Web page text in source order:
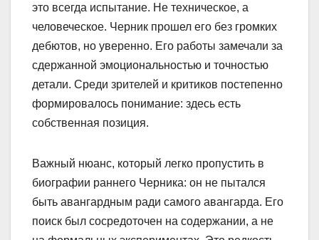
это всегда испытание. Не техническое, а
человеческое. Черник прошел его без громких
дебютов, но уверенно. Его работы замечали за
сдержанной эмоциональностью и точностью
детали. Среди зрителей и критиков постепенно
формировалось понимание: здесь есть
собственная позиция.
Важный нюанс, который легко пропустить в
биографии раннего Черника: он не пытался
быть авангардным ради самого авангарда. Его
поиск был сосредоточен на содержании, а не